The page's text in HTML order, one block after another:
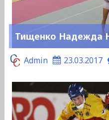
Тищенко Надежда
Admin 23.03.2017